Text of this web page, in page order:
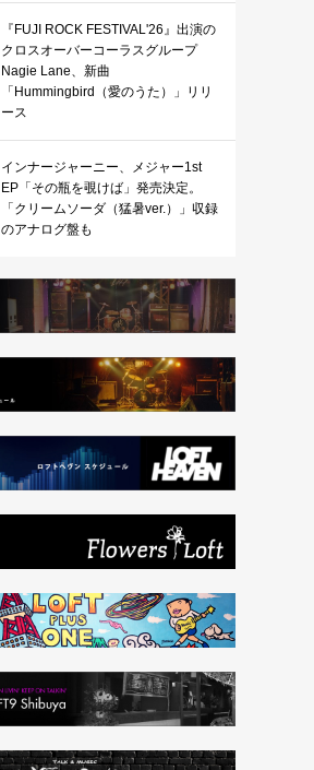
『FUJI ROCK FESTIVAL'26』出演の
クロスオーバーコーラスグループ
Nagie Lane、新曲
「Hummingbird（愛のうた）」リリ
ース
インナージャーニー、メジャー1st
EP「その瓶を覗けば」発売決定。
「クリームソーダ（猛暑ver.）」収録
のアナログ盤も